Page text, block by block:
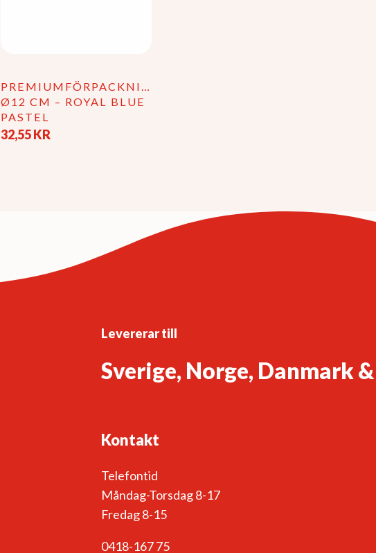
PREMIUMFÖRPACKNING
Ø12 CM – ROYAL BLUE
PASTEL
32,55KR
Kontakt
Telefontid
Måndag-Torsdag 8-17
Fredag 8-15
0418-167 75
Levererar till
Sverige, Norge, Danmark